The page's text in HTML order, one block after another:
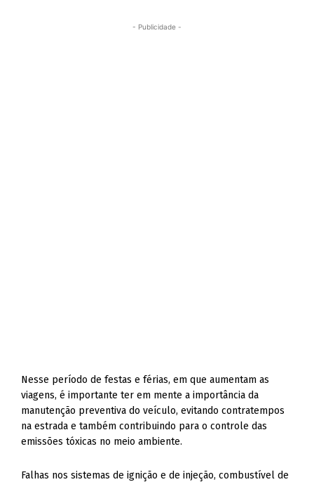
- Publicidade -
Nesse período de festas e férias, em que aumentam as
viagens, é importante ter em mente a importância da
manutenção preventiva do veículo, evitando contratempos
na estrada e também contribuindo para o controle das
emissões tóxicas no meio ambiente.
Falhas nos sistemas de ignição e de injeção, combustível de